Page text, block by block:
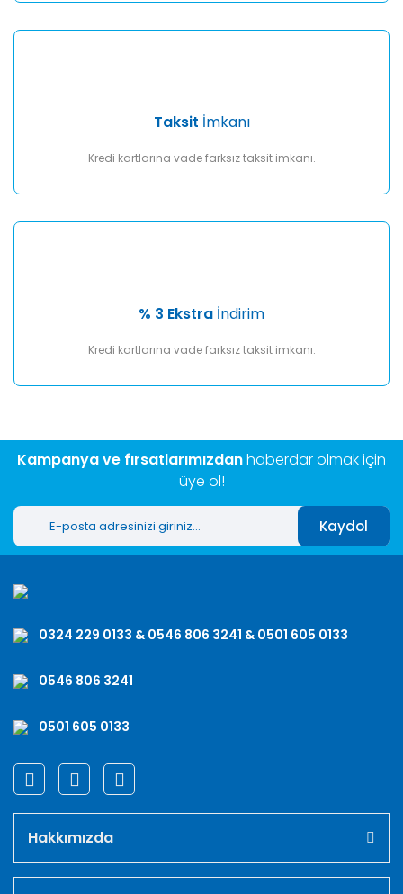
Taksit İmkanı
Kredi kartlarına vade farksız taksit imkanı.
% 3 Ekstra İndirim
Kredi kartlarına vade farksız taksit imkanı.
Kampanya ve fırsatlarımızdanhaberdar olmak için
üye ol!
Kaydol
0324 229 0133 & 0546 806 3241 & 0501 605 0133
0546 806 3241
0501 605 0133
Hakkımızda